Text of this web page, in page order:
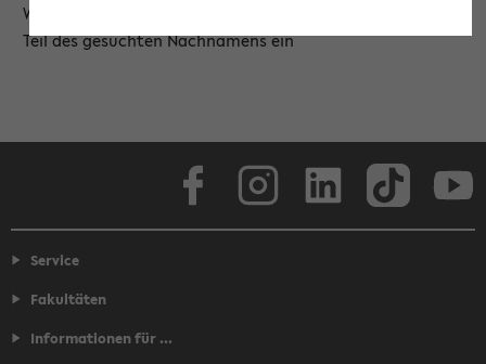
Wählen Sie die Einrichtung aus und/oder geben Sie einen
Teil des gesuchten Nachnamens ein
Service
Fakultäten
Informationen für ...